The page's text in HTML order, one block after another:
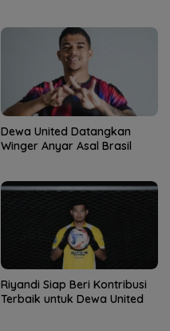
Dewa United Datangkan
Winger Anyar Asal Brasil
Riyandi Siap Beri Kontribusi
Terbaik untuk Dewa United